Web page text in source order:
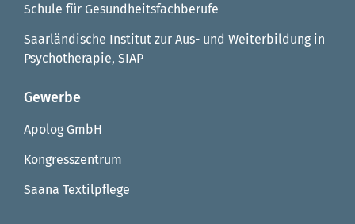
Schule für Gesundheitsfachberufe
Saarländische Institut zur Aus- und Weiterbildung in
Psychotherapie, SIAP
Gewerbe
Apolog GmbH
Kongresszentrum
Saana Textilpflege